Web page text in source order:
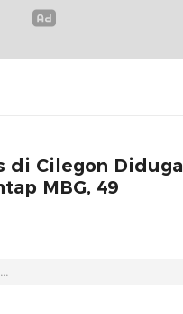
di Cilegon Diduga
MBG, 49